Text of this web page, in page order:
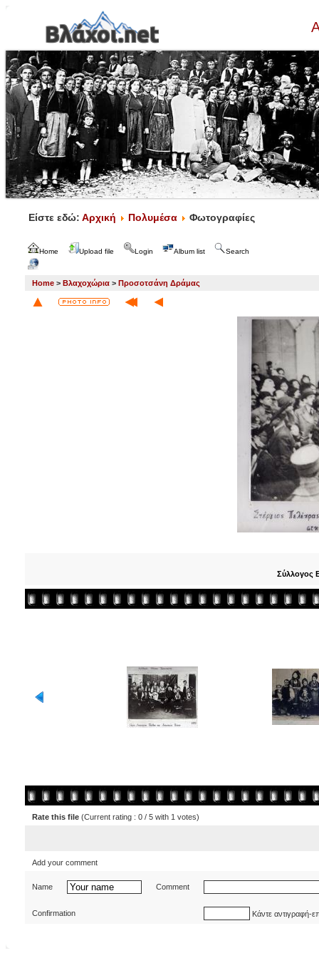
Είστε εδώ: Αρχική Πολυμέσα Φωτογραφίες
Home Upload file Login Album list Search
Home > Βλαχοχώρια > Προσοτσάνη Δράμας
Σύλλογος
Rate this file (Current rating : 0 / 5 with 1 votes)
Add your comment
Name Comment
Confirmation Κάντε αντιγραφή-